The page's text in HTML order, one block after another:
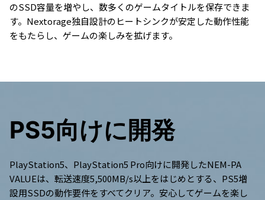
のSSD容量を増やし、数多くのゲームタイトルを保存できま
す。Nextorage独自設計のヒートシンクが安定した動作性能
をもたらし、ゲームの楽しみを拡げます。
PS5向けに開発
PlayStation5、PlayStation5 Pro向けに開発したNEM-PA
VALUEは、転送速度5,500MB/s以上をはじめとする、PS5増
設用SSDの動作要件をすべてクリア。安心してゲームを楽し